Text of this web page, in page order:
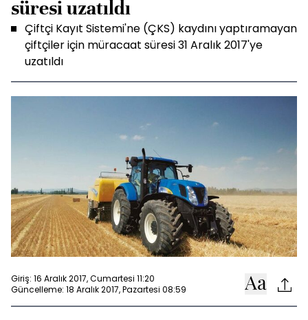
süresi uzatıldı
Çiftçi Kayıt Sistemi'ne (ÇKS) kaydını yaptıramayan
çiftçiler için müracaat süresi 31 Aralık 2017'ye
uzatıldı
Giriş: 16 Aralık 2017, Cumartesi 11:20
Güncelleme: 18 Aralık 2017, Pazartesi 08:59